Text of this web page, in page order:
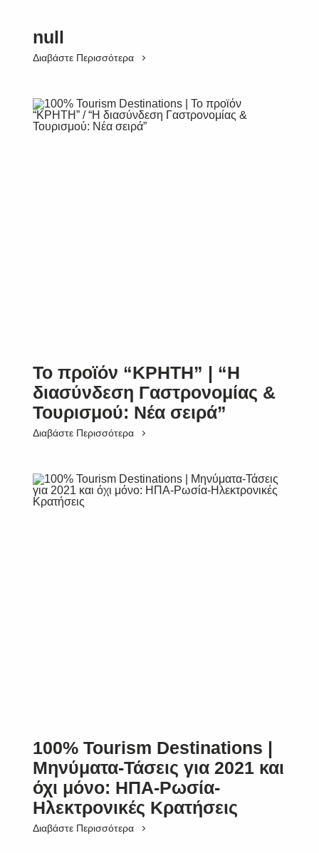
null
Διαβάστε Περισσότερα
Το προϊόν “ΚΡΗΤΗ” | “Η
διασύνδεση Γαστρονομίας &
Τουρισμού: Νέα σειρά”
Διαβάστε Περισσότερα
100% Tourism Destinations |
Μηνύματα-Τάσεις για 2021 και
όχι μόνο: ΗΠΑ-Ρωσία-
Ηλεκτρονικές Κρατήσεις
Διαβάστε Περισσότερα